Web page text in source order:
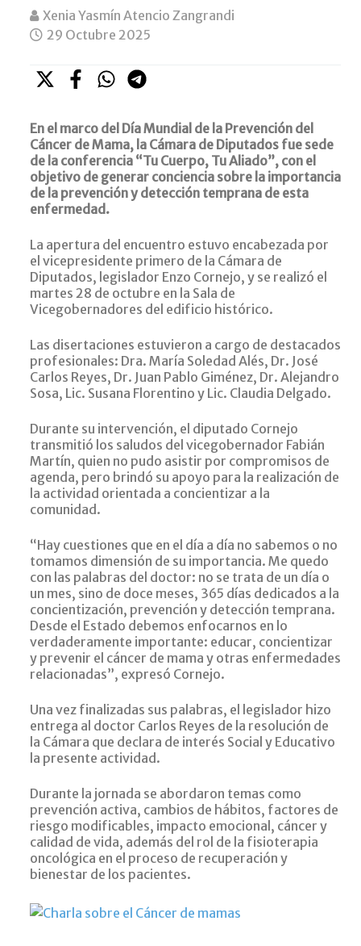
Xenia Yasmín Atencio Zangrandi
29 Octubre 2025
En el marco del Día Mundial de la Prevención del
Cáncer de Mama, la Cámara de Diputados fue sede
de la conferencia “Tu Cuerpo, Tu Aliado”, con el
objetivo de generar conciencia sobre la importancia
de la prevención y detección temprana de esta
enfermedad.
La apertura del encuentro estuvo encabezada por
el vicepresidente primero de la Cámara de
Diputados, legislador Enzo Cornejo, y se realizó el
martes 28 de octubre en la Sala de
Vicegobernadores del edificio histórico.
Las disertaciones estuvieron a cargo de destacados
profesionales: Dra. María Soledad Alés, Dr. José
Carlos Reyes, Dr. Juan Pablo Giménez, Dr. Alejandro
Sosa, Lic. Susana Florentino y Lic. Claudia Delgado.
Durante su intervención, el diputado Cornejo
transmitió los saludos del vicegobernador Fabián
Martín, quien no pudo asistir por compromisos de
agenda, pero brindó su apoyo para la realización de
la actividad orientada a concientizar a la
comunidad .
“Hay cuestiones que en el día a día no sabemos o no
tomamos dimensión de su importancia. Me quedo
con las palabras del doctor: no se trata de un día o
un mes, sino de doce meses, 365 días dedicados a la
concientización, prevención y detección temprana.
Desde el Estado debemos enfocarnos en lo
verdaderamente importante: educar, concientizar
y prevenir el cáncer de mama y otras enfermedades
relacionadas”, expresó Cornejo.
Una vez finalizadas sus palabras, el legislador hizo
entrega al doctor Carlos Reyes de la resolución de
la Cámara que declara de interés Social y Educativo
la presente actividad.
Durante la jornada se abordaron temas como
prevención activa, cambios de hábitos, factores de
riesgo modificables, impacto emocional, cáncer y
calidad de vida, además del rol de la fisioterapia
oncológica en el proceso de recuperación y
bienestar de los pacientes.